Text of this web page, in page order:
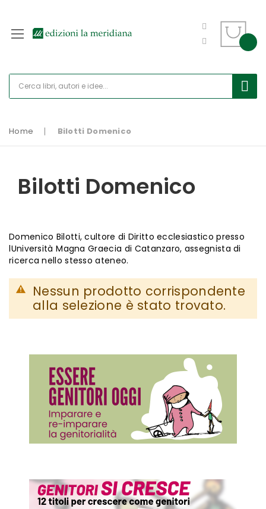
Home Bilotti Domenico
Bilotti Domenico
Domenico Bilotti, cultore di Diritto ecclesiastico presso
lUniversità Magna Graecia di Catanzaro, assegnista di
ricerca nello stesso ateneo.
Nessun prodotto corrispondente
alla selezione è stato trovato.